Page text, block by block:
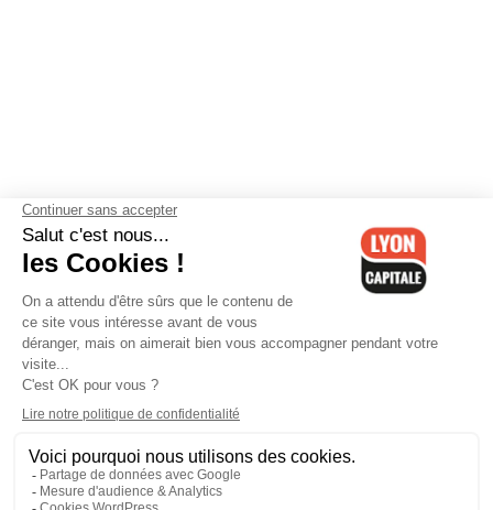
Contactez-nous-Mentions légales-CGV-Politique de
confidentialité-Gestion des cookies